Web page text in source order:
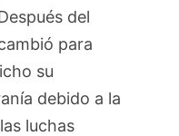
del
para
su
debido a la
luchas